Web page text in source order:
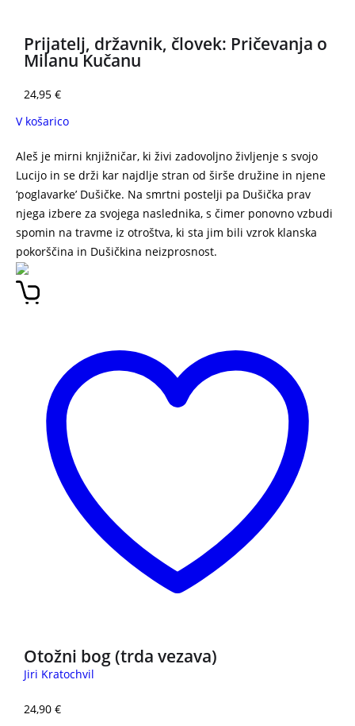
Prijatelj, državnik, človek: Pričevanja o
Milanu Kučanu
24,95 €
V košarico
Aleš je mirni knjižničar, ki živi zadovoljno življenje s svojo
Lucijo in se drži kar najdlje stran od širše družine in njene
‘poglavarke’ Dušičke. Na smrtni postelji pa Dušička prav
njega izbere za svojega naslednika, s čimer ponovno vzbudi
spomin na travme iz otroštva, ki sta jim bili vzrok klanska
pokorščina in Dušičkina neizprosnost.
Otožni bog (trda vezava)
Jiri Kratochvil
24,90 €